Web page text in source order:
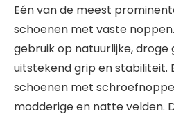
Eén van de meest
schoenen met vaste
gebruik op natuurlijke, droge
uitstekend grip en stabiliteit.
schoenen met
modderige en natte velden.